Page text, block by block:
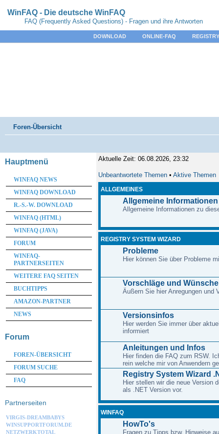
WinFAQ - Die deutsche WinFAQ
FAQ (Frequently Asked Questions) - Fragen und ihre Antworten
DOWNLOAD ONLINE-FAQ
Foren-Übersicht
Aktuelle Zeit: 06.08.2026, 23:32
Unbeantwortete Themen• Aktive Themen
ALLGEMEINES
Allgemeine Informationen
Allgemeine Informationen zu
REGISTRY SYSTEM WIZARD
Probleme
Hier können Sie über Probleme
Vorschläge und Wünsche
Äußern Sie hier Anregungen und
Versionsinfos
Hier werden Sie immer über
informiert
Anleitungen und Infos
Hier finden die FAQ zum RSW.
rein welche mir von Anwendern
Registry System Wizard
Hier stellen wir die neue Version
als .NET Version vor.
WINFAQ
HowTo's
Fragen zu Tipps bzw. Hinweise
Hauptmenü
WINFAQ NEWS
WINFAQ DOWNLOAD
R.-S.-W. DOWNLOAD
WINFAQ (HTML)
WINFAQ (JAVA)
FORUM
WINFAQ-
PARTNERSEITEN
WEITERE FAQ SEITEN
BUCHTIPPS
AMAZON-PARTNER
NEWS
Forum
FOREN-ÜBERSICHT
FORUM SUCHE
FAQ
Partnerseiten
VIRGIS-DREAMBABYS
WINSUPPORTFORUM.DE
NETZWERKTOTAL